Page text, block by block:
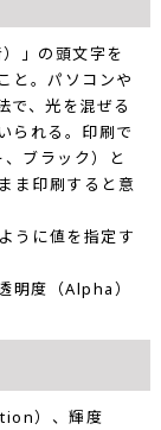
」の頭文字を
と。パソコンや
で、光を混ぜる
られる。印刷で
ブラック）と
ま印刷すると意
に値を指定す
明度（Alpha）
）、輝度